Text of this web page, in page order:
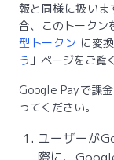
報と同様に扱いま
合、このトークン
型トークン に変
う 」ページをご覧
Google Payで課
ってください。
ユーザーが